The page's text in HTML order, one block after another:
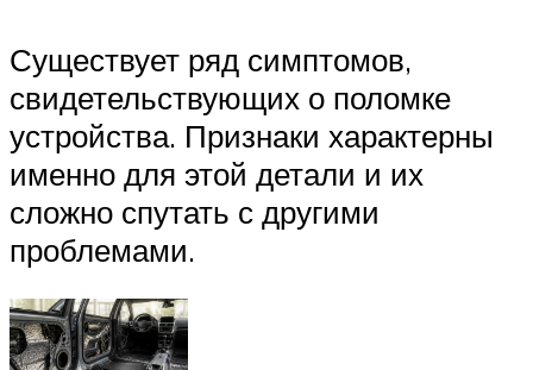
Существует ряд симптомов,
свидетельствующих о поломке
устройства. Признаки характерны
именно для этой детали и их
сложно спутать с другими
проблемами.